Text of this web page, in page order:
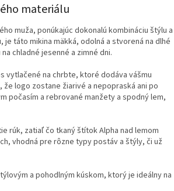
materiálu
muža, ponúkajúc dokonalú kombináciu štýlu a
táto mikina mäkká, odolná a stvorená na dlhé
chladné jesenné a zimné dni.
vytlačené na chrbte, ktoré dodáva vášmu
logo zostane žiarivé a nepopraská ani po
počasím a rebrované manžety a spodný lem,
rúk, zatiaľ čo tkaný štítok Alpha nad lemom
vhodná pre rôzne typy postáv a štýly, či už
a pohodlným kúskom, ktorý je ideálny na